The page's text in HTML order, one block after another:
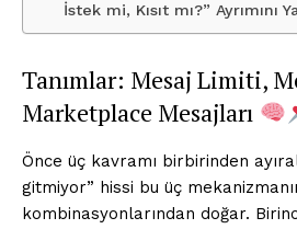
İstek mi, Kısıt mı?” Ayrımını
Tanımlar: Mesaj Limiti,
Marketplace Mesajları
Önce üç kavramı birbirinden
gitmiyor” hissi bu üç
kombinasyonlarından doğar.